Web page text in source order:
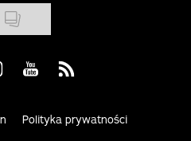
Facebook
us on Instagram
Visit us on Youtube
Visit us on Rss
Polityka prywatności